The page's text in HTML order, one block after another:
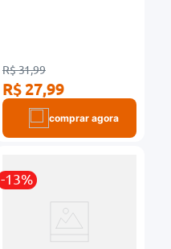
R$ 31,99
R$ 27,99
comprar agora
-13%